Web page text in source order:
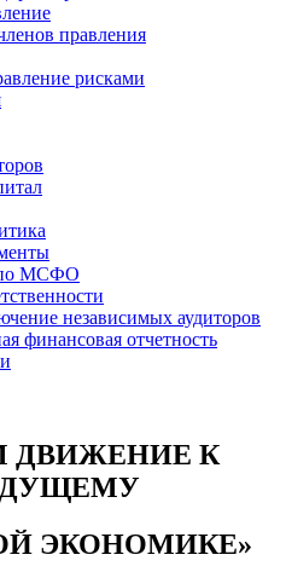
правления
рисками
по МСФО
независимых аудиторов
финансовая отчетность
ДВИЖЕНИЕ К
ЭКОНОМИКЕ»